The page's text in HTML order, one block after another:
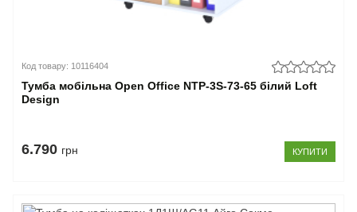
Код товару: 10116404
Тумба мобільна Open Office NTP-3S-73-65 білий Loft
Design
6.790 грн КУПИТИ